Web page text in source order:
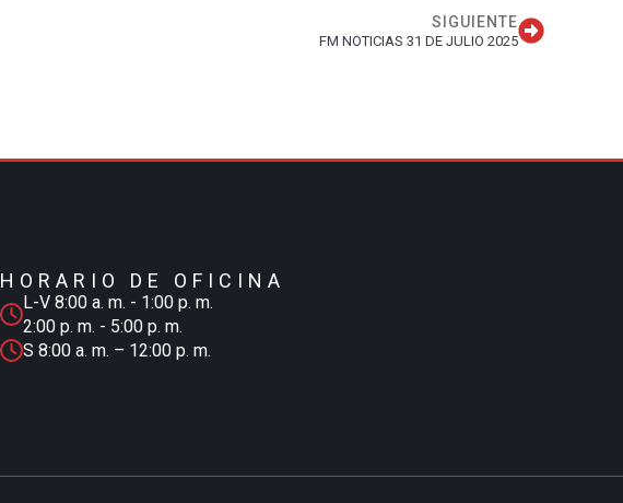
SIGUIENTE
FM NOTICIAS 31 DE JULIO 2025
HORARIO DE OFICINA
L-V 8:00 a. m. - 1:00 p. m.
2:00 p. m. - 5:00 p. m.
S 8:00 a. m. – 12:00 p. m.